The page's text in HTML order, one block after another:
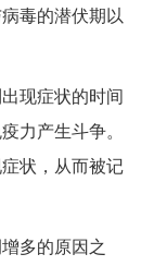
毒的潜伏期以
现症状的时间
力产生斗争。
状，从而被记
多的原因之